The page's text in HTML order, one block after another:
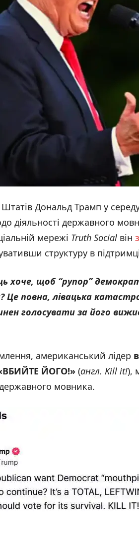
Дональд Трамп у
діяльності державного
мережі Truth Social він
структуру в
хоче, щоб “рупор”
Це повна, лівацька
голосувати за його
американський лідер
ЙОГО!» (англ. Kill it!),
мовника.